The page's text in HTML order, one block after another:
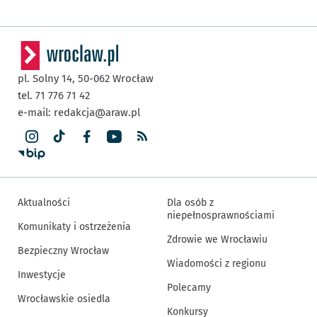
pl. Solny 14, 50-062 Wrocław
tel. 71 776 71 42
e-mail: redakcja@araw.pl
Aktualności
Komunikaty i ostrzeżenia
Bezpieczny Wrocław
Inwestycje
Wrocławskie osiedla
Dla osób z
niepełnosprawnościami
Zdrowie we Wrocławiu
Wiadomości z regionu
Polecamy
Konkursy